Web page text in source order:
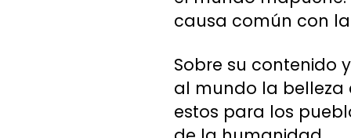
causa común con
Sobre su contenido
al mundo la belleza
estos para los